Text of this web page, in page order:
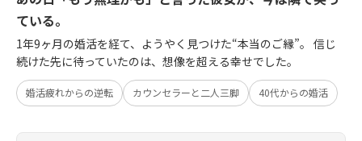
ている。
1年9ヶ月の婚活を経て、ようやく見つけた“本当のご縁”。 信じ
続けた先に待っていたのは、想像を超える幸せでした。
婚活疲れからの逆転 カウンセラーと二人三脚 40代からの婚活